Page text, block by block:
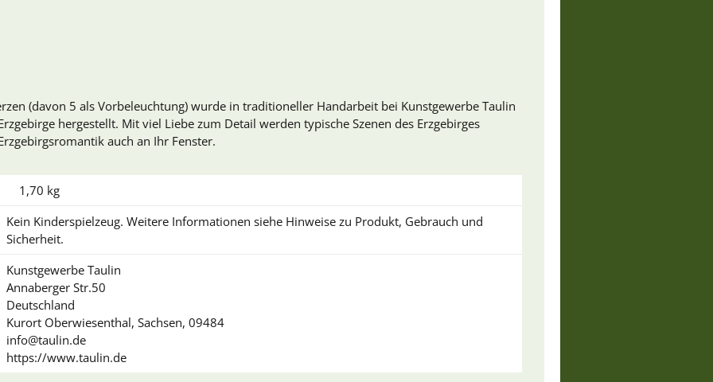
(davon 5 als Vorbeleuchtung) wurde in traditioneller Handarbeit bei Kunstgewerbe Taulin
hergestellt. Mit viel Liebe zum Detail werden typische Szenen des Erzgebirges
auch an Ihr Fenster.
1,70 kg
Kein Kinderspielzeug. Weitere Informationen siehe Hinweise zu Produkt, Gebrauch und
Sicherheit.
Kunstgewerbe Taulin
Annaberger Str.50
Deutschland
Kurort Oberwiesenthal, Sachsen, 09484
info@taulin.de
https://www.taulin.de